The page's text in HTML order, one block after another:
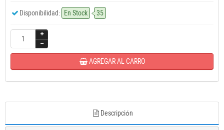
Disponibilidad: En Stock 35
AGREGAR AL CARRO
Descripción